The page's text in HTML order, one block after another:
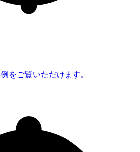
をご覧いただけます。